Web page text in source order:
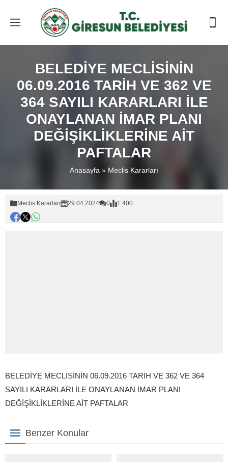
BELEDİYE MECLİSİNİN
06.09.2016 TARİH VE 362 VE
364 SAYILI KARARLARI İLE
ONAYLANAN İMAR PLANI
DEĞİŞİKLİKLERİNE AİT
PAFTALAR
Anasayfa » Meclis Kararları
Meclis Kararları 29.04.2024 0 1.400
BELEDİYE MECLİSİNİN 06.09.2016 TARİH VE 362 VE 364
SAYILI KARARLARI İLE ONAYLANAN İMAR PLANI
DEĞİŞİKLİKLERİNE AİT PAFTALAR
Benzer Konular